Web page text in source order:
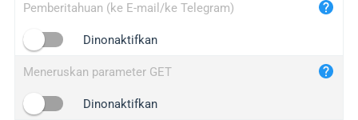
Pemberitahuan (ke E-mail/ke Telegram)
Dinonaktifkan
Meneruskan parameter GET
Dinonaktifkan